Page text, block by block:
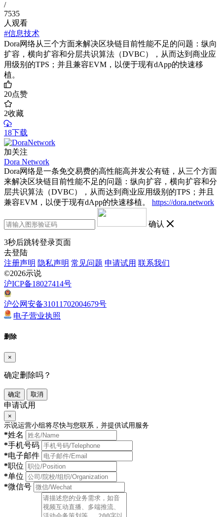
/
7535
人观看
#信息技术
Dora网络从三个方面来解决区块链目前性能不足的问题：纵向
扩容，横向扩容和分层共识算法（DVBC），从而达到商业应
用级别的TPS；并且兼容EVM，以便于现有dApp的快速移
植。
20点赞
2收藏
18下载
加关注
Dora Network
Dora网络是一条免交易费的高性能高并发公有链，从三个方面
来解决区块链目前性能不足的问题：纵向扩容，横向扩容和分
层共识算法（DVBC），从而达到商业应用级别的TPS；并且
兼容EVM，以便于现有dApp的快速移植。
https://dora.network
确认
3秒后跳转登录页面
去登陆
注册声明 隐私声明 常见问题 申请试用 联系我们
©2026示说
沪ICP备18027414号
沪公网安备31011702004679号
电子营业执照
删除
×
确定删除吗？
确定 取消
申请试用
×
示说运营小组将尽快与您联系，并提供试用服务
*姓名
*手机号码
*电子邮件
*职位
*单位
*微信号